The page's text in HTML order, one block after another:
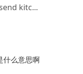
kitc...
什么意思啊